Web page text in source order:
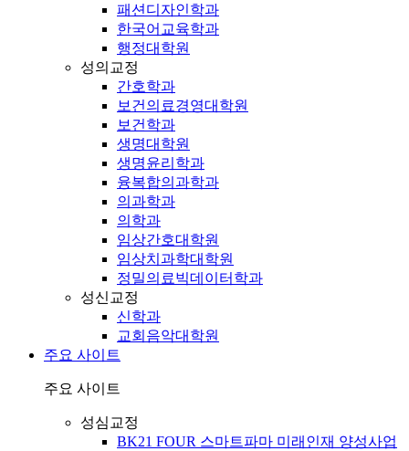
패션디자인학과
한국어교육학과
행정대학원
성의교정
간호학과
보건의료경영대학원
보건학과
생명대학원
생명윤리학과
융복합의과학과
의과학과
의학과
임상간호대학원
임상치과학대학원
정밀의료빅데이터학과
성신교정
신학과
교회음악대학원
주요 사이트
주요 사이트
성심교정
BK21 FOUR 스마트파마 미래인재 양성사업